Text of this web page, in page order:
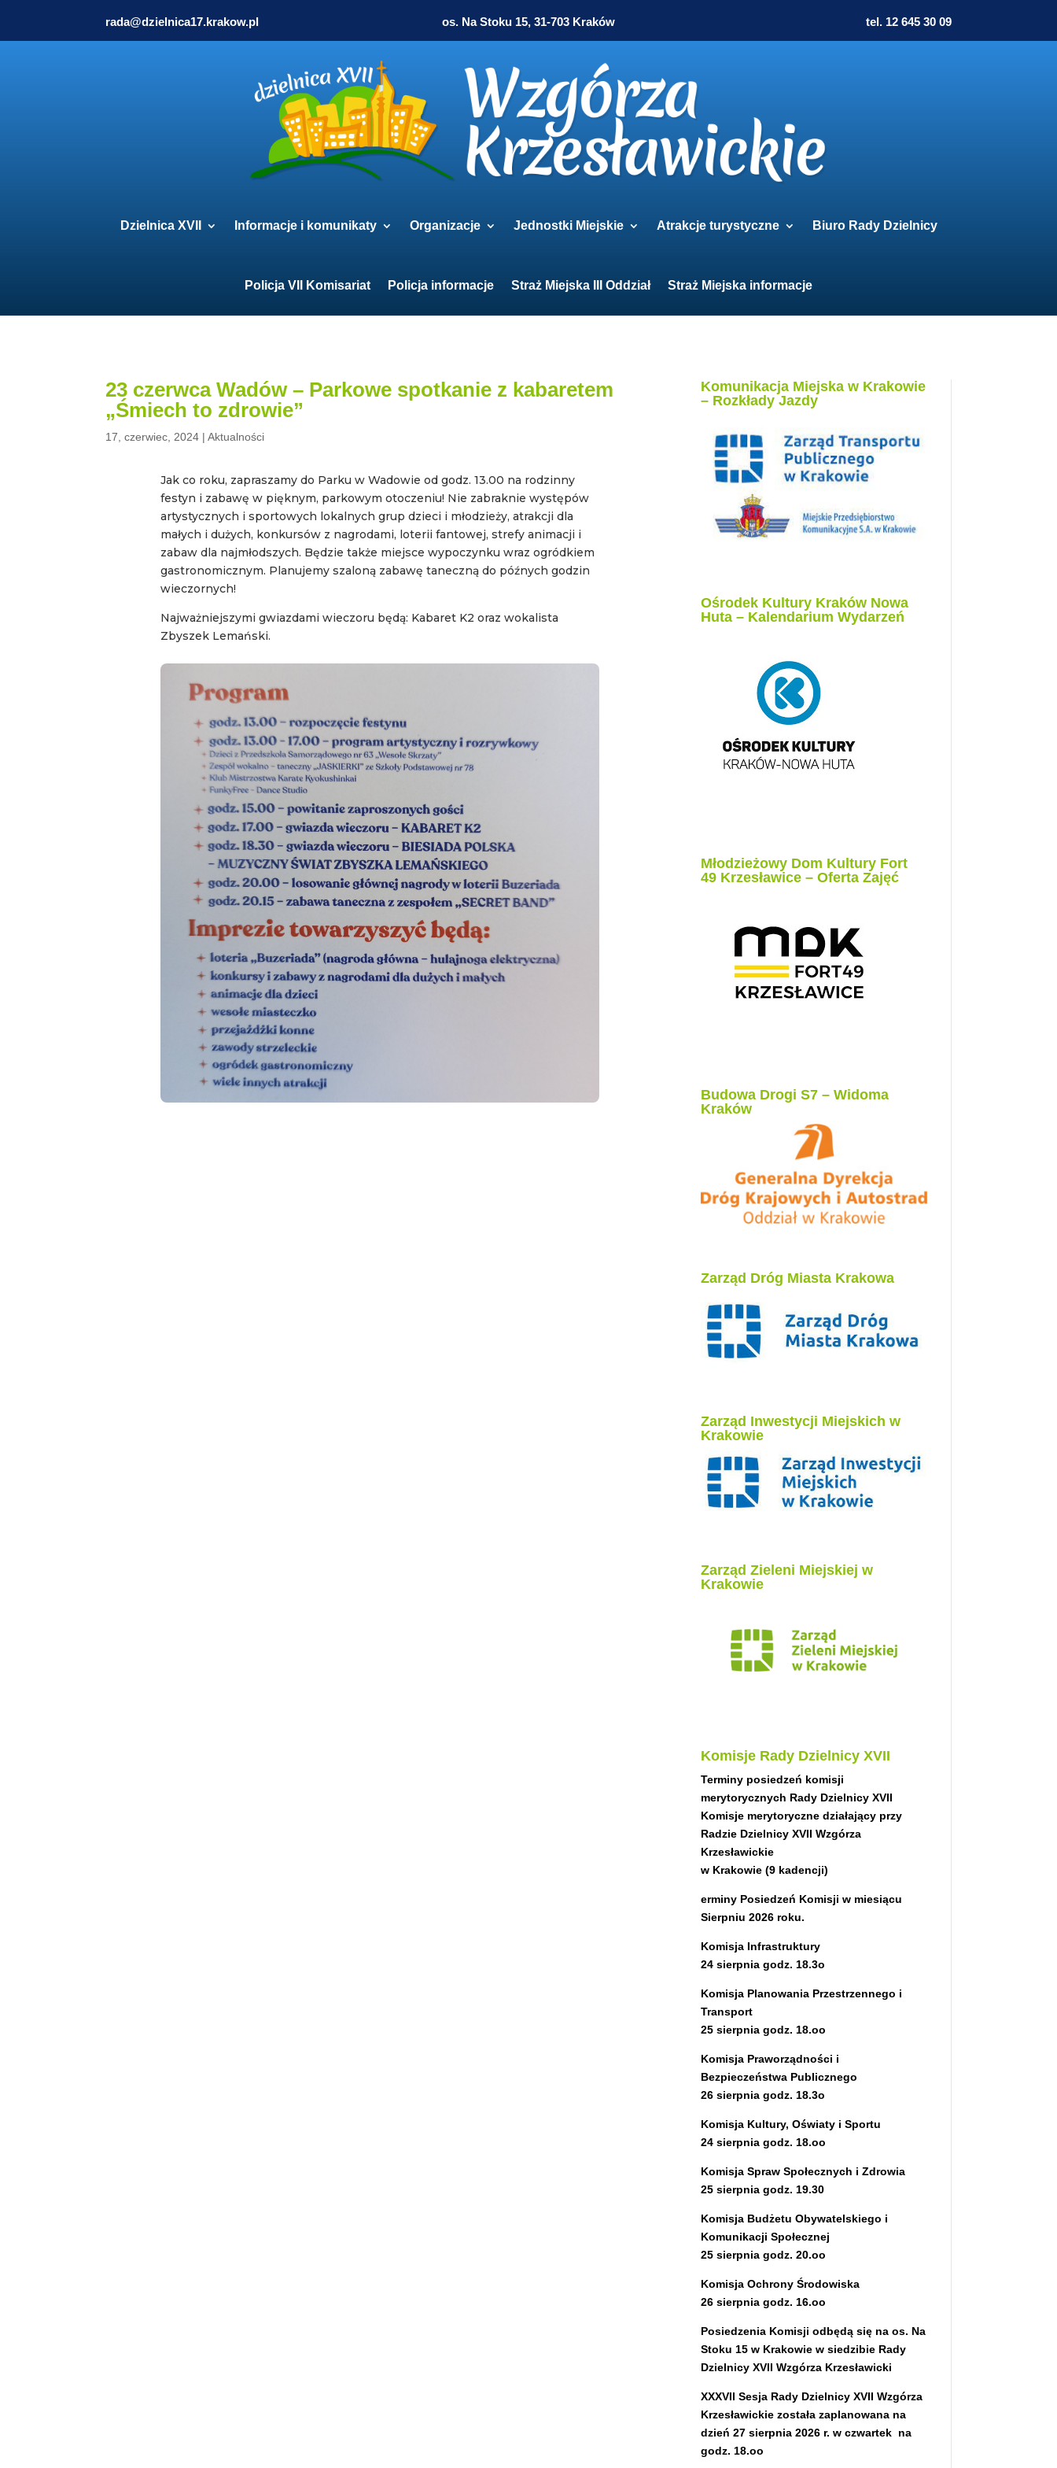
rada@dzielnica17.krakow.pl os. Na Stoku 15, 31-703 Kraków tel. 12 645 30 09
Dzielnica XVII Informacje i komunikaty Organizacje Jednostki Miejskie Atrakcje turystyczne Biuro Rady Dzielnicy
Policja VII Komisariat Policja informacje Straż Miejska III Oddział Straż Miejska informacje
23 czerwca Wadów – Parkowe spotkanie z kabaretem
„Śmiech to zdrowie”
17, czerwiec, 2024 |Aktualności
Jak co roku, zapraszamy do Parku w Wadowie od godz. 13.00 na rodzinny
festyn i zabawę w pięknym, parkowym otoczeniu! Nie zabraknie występów
artystycznych i sportowych lokalnych grup dzieci i młodzieży, atrakcji dla
małych i dużych, konkursów z nagrodami, loterii fantowej, strefy animacji i
zabaw dla najmłodszych. Będzie także miejsce wypoczynku wraz ogródkiem
gastronomicznym. Planujemy szaloną zabawę taneczną do późnych godzin
wieczornych!
Najważniejszymi gwiazdami wieczoru będą: Kabaret K2 oraz wokalista
Zbyszek Lemański.
Komunikacja Miejska w Krakowie
– Rozkłady Jazdy
Ośrodek Kultury Kraków Nowa
Huta – Kalendarium Wydarzeń
Młodzieżowy Dom Kultury Fort
49 Krzesławice – Oferta Zajęć
Budowa Drogi S7 – Widoma
Kraków
Zarząd Dróg Miasta Krakowa
Zarząd Inwestycji Miejskich w
Krakowie
Zarząd Zieleni Miejskiej w
Krakowie
Komisje Rady Dzielnicy XVII
Terminy posiedzeń komisji
merytorycznych Rady Dzielnicy XVII
Komisje merytoryczne działający przy
Radzie Dzielnicy XVII Wzgórza
Krzesławickie
w Krakowie (9 kadencji)
erminy Posiedzeń Komisji w miesiącu
Sierpniu 2026 roku.
Komisja Infrastruktury
24 sierpnia godz. 18.3o
Komisja Planowania Przestrzennego i
Transport
25 sierpnia godz. 18.oo
Komisja Praworządności i
Bezpieczeństwa Publicznego
26 sierpnia godz. 18.3o
Komisja Kultury, Oświaty i Sportu
24 sierpnia godz. 18.oo
Komisja Spraw Społecznych i Zdrowia
25 sierpnia godz. 19.30
Komisja Budżetu Obywatelskiego i
Komunikacji Społecznej
25 sierpnia godz. 20.oo
Komisja Ochrony Środowiska
26 sierpnia godz. 16.oo
Posiedzenia Komisji odbędą się na os. Na
Stoku 15 w Krakowie w siedzibie Rady
Dzielnicy XVII Wzgórza Krzesławicki
XXXVII Sesja Rady Dzielnicy XVII Wzgórza
Krzesławickie została zaplanowana na
dzień 27 sierpnia 2026 r. w czwartek na
godz. 18.oo